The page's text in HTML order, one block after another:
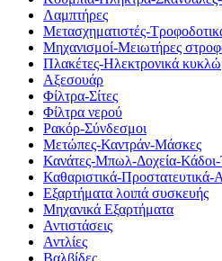
Λαμπτήρες
Μετασχηματιστές-
Μηχανισμοί-Μειωτήρες
Πλακέτες-Ηλεκτρονικά
Αξεσουάρ
Φίλτρα-Σίτες
Φίλτρα νερού
Ρακόρ-Σύνδεσμοι
Μετώπες-Καντράν-Μάσκες
Κανάτες-Μπωλ-Δοχεία-
Καθαριστικά-Προστατευτικά-
Εξαρτήματα λοιπά συσκευής
Μηχανικά Εξαρτήματα
Αντιστάσεις
Αντλίες
Βαλβίδες